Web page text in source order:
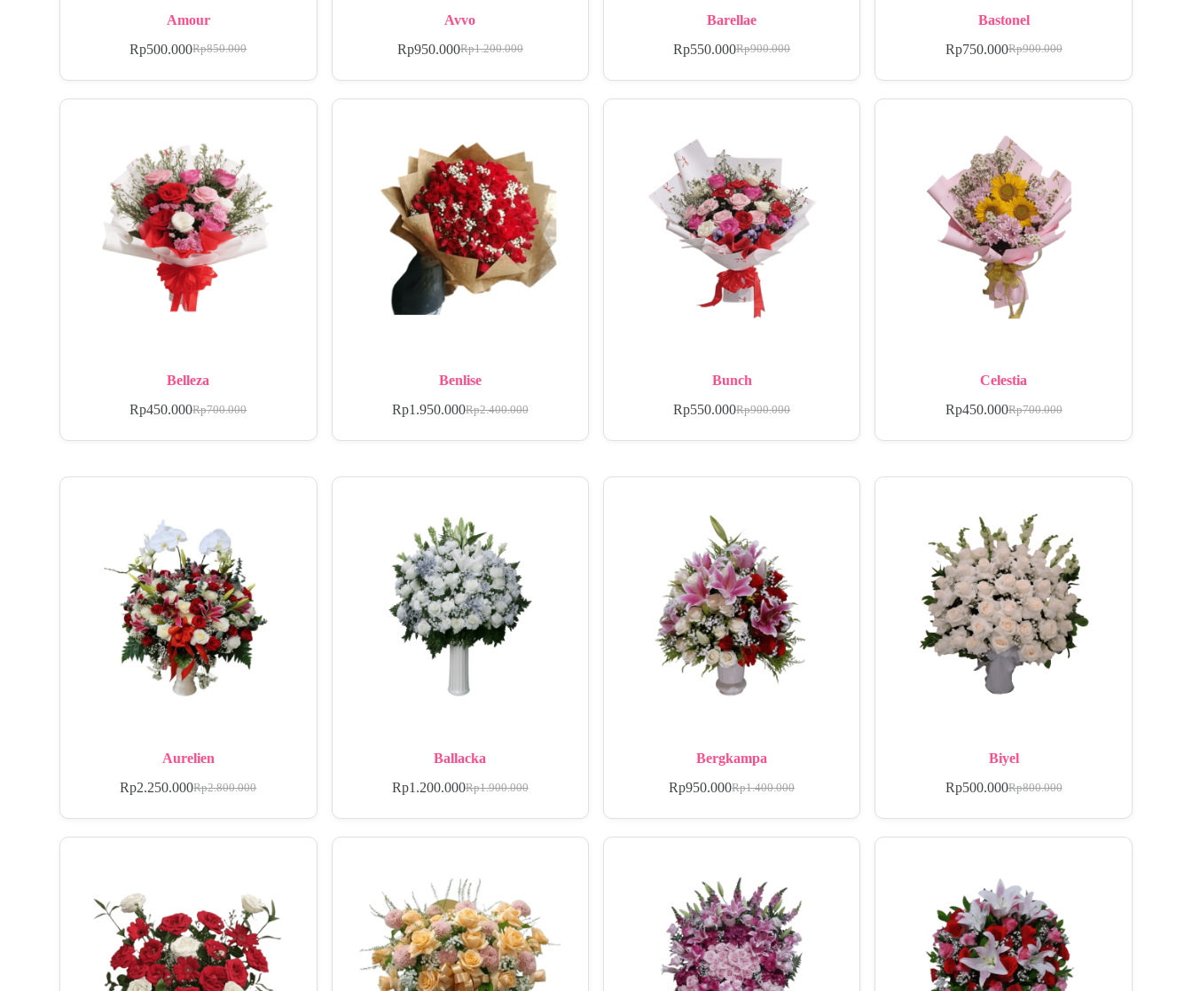
Amour
Rp850.000
Rp500.000
Avvo
Rp1.200.000
Rp950.000
Barellae
Rp900.000
Rp550.000
Bastonel
Rp900.000
Rp750.000
Belleza
Rp700.000
Rp450.000
Benlise
Rp2.400.000
Rp1.950.000
Bunch
Rp900.000
Rp550.000
Celestia
Rp700.000
Rp450.000
Aurelien
Rp2.800.000
Rp2.250.000
Ballacka
Rp1.900.000
Rp1.200.000
Bergkampa
Rp1.400.000
Rp950.000
Biyel
Rp800.000
Rp500.000